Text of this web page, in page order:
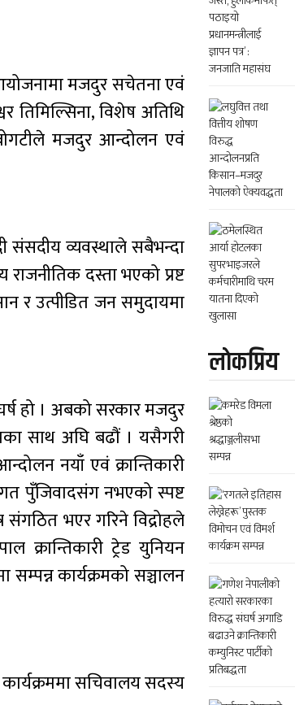
मजदुर सचेतना एवं
तिमिल्सिना, विशेष अतिथि
मजदुर आन्दोलन एवं
संसदीय व्यवस्थाले सबैभन्दा
दस्ता भएको प्रष्ट
र उत्पीडित जन समुदायमा
हो । अबको सरकार मजदुर
साथ अघि बढौं । यसैगरी
नयाँ एवं क्रान्तिकारी
पुँजिवादसंग नभएको स्पष्ट
संगठित भएर गरिने विद्रोहले
क्रान्तिकारी ट्रेड युनियन
कार्यक्रमको सञ्चालन
सचिवालय सदस्य
लाेकप्रिय